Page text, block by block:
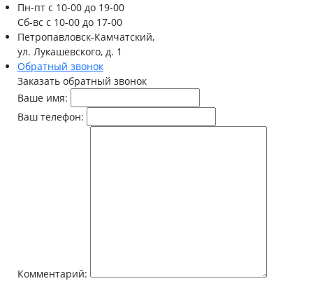
Пн-птс 10-00 до 19-00
Сб-вс с 10-00 до 17-00
Петропавловск-Камчатский,
ул. Лукашевского, д. 1
Обратный звонок
Заказать обратный звонок
Ваше имя:
Ваш телефон:
Комментарий: